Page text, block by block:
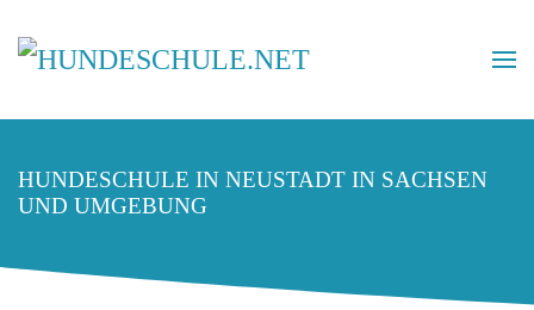
HUNDESCHULE IN NEUSTADT IN SACHSEN
UND UMGEBUNG